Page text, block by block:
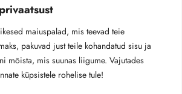
maiuspalad, mis teevad teie
pakuvad just teile kohandatud sisu ja
mõista, mis suunas liigume. Vajutades
küpsistele rohelise tule!
PRIVAATSUS­POLIITIKA
TELLIMUSE JÄLGIMINE
Kõik õigused kaitsen ära